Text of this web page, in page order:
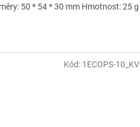
50 * 54 * 30 mm Hmotnost: 25 g
Kód: 1ECOPS-10_KV